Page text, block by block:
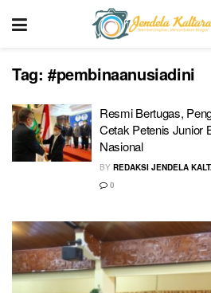
Tag: #pembinaanusiadini
Resmi Bertugas,
Cetak Petenis Junior
Nasional
BY REDAKSI JENDELA
0